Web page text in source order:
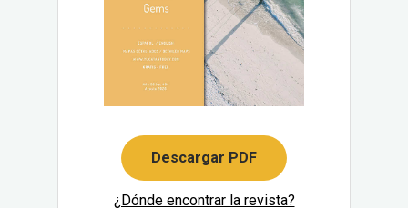
Descargar PDF
¿Dónde encontrar la revista?